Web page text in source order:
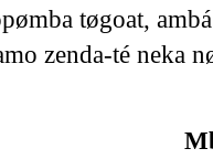
tøgoat,
zenda-té neka